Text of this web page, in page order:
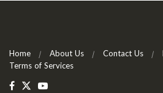
Home About Us Contact Us
Terms of Services